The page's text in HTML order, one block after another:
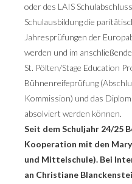
oder des LAIS
Schulausbildung die
Jahresprüfungen der
werden und im
St. Pölten/Stage Education
Bühnenreifeprüfung
Kommission) und das
absolviert werden können.
Seit dem Schuljahr 24/25
Kooperation mit den
und Mittelschule). Bei
an Christiane